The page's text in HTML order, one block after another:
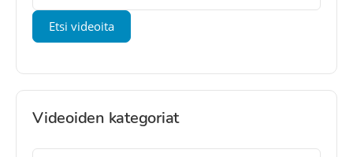
Videoiden kategoriat